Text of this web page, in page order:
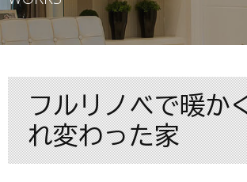
フルリノベで暖か
れ変わった家